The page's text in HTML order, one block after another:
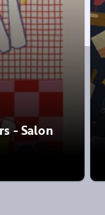
- Salon